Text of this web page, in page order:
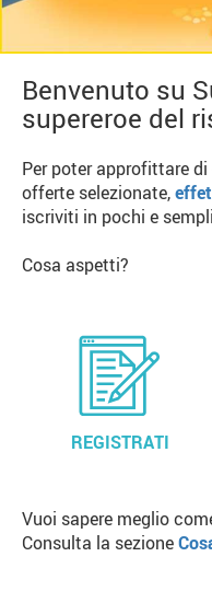
Benvenuto su
supereroe del
Per poter approfittare
offerte selezionate,
iscriviti in pochi e
Cosa aspetti?
REGISTRATI
Vuoi sapere meglio
Consulta la sezione